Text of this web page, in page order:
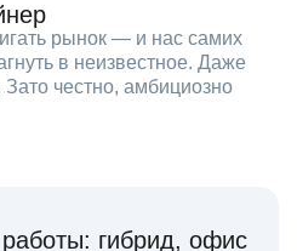
рынок — и нас самих
в неизвестное. Даже
честно, амбициозно
гибрид, офис